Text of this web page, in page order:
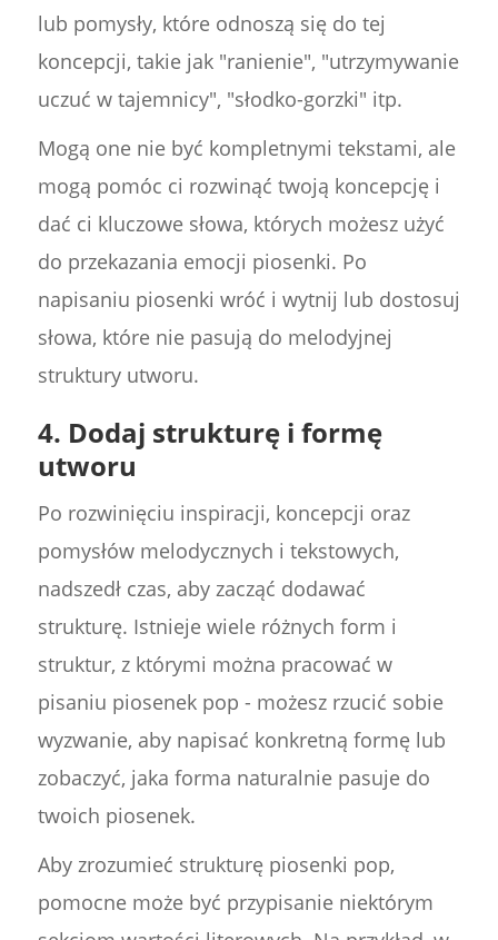
lub pomysły, które odnoszą się do tej
koncepcji, takie jak "ranienie", "utrzymywanie
uczuć w tajemnicy", "słodko-gorzki" itp.
Mogą one nie być kompletnymi tekstami, ale
mogą pomóc ci rozwinąć twoją koncepcję i
dać ci kluczowe słowa, których możesz użyć
do przekazania emocji piosenki. Po
napisaniu piosenki wróć i wytnij lub dostosuj
słowa, które nie pasują do melodyjnej
struktury utworu.
4. Dodaj strukturę i formę
utworu
Po rozwinięciu inspiracji, koncepcji oraz
pomysłów melodycznych i tekstowych,
nadszedł czas, aby zacząć dodawać
strukturę. Istnieje wiele różnych form i
struktur, z którymi można pracować w
pisaniu piosenek pop - możesz rzucić sobie
wyzwanie, aby napisać konkretną formę lub
zobaczyć, jaka forma naturalnie pasuje do
twoich piosenek.
Aby zrozumieć strukturę piosenki pop,
pomocne może być przypisanie niektórym